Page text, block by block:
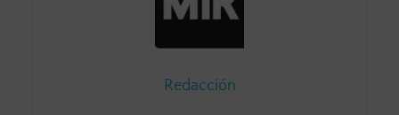
Redacción